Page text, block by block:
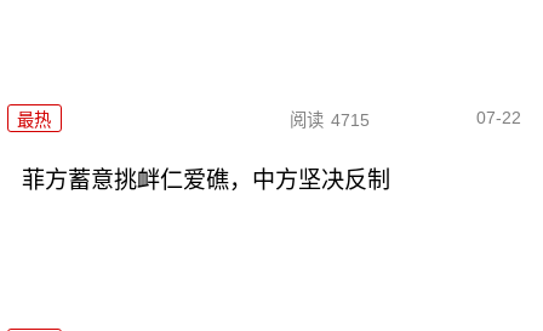
最热 阅读 4715 07-22
菲方蓄意挑衅仁爱礁，中方坚决反制